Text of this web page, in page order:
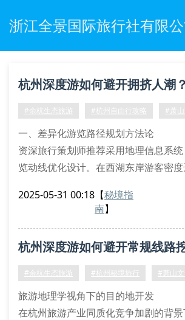
浙江全景国际旅行社有限
杭州深度游如何避开拥挤人潮
攻略必须收藏
#余杭生态旅游 #杭州自由行攻略 #萧
一、差异化游览路径规划方法论
资深旅行策划师推荐采用地理信息系
览动线优化设计。在西湖东岸游客密
观察。通过萧山文旅局发布的实时游客
参考卫星遥感监测的植被覆盖数据
结合水文地质特征设计徒步路径
余
2025-05-31 00:18 【秘境指
南】
杭州深度游如何避开常规线路
#余杭生态旅游 #杭州秘境旅行 #萧山
旅游地理学视角下的目的地开发
在杭州旅游产业同质化竞争加剧的背